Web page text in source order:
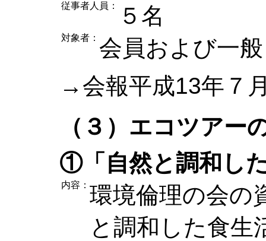
従事者人員： ５名
対象者： 会員および一
→会報平成13年７
（３）エコツアー
①「自然と調和し
内容： 環境倫理の会の
と調和した食生